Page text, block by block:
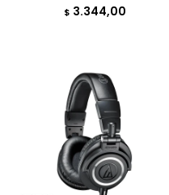
$ 3.344,00